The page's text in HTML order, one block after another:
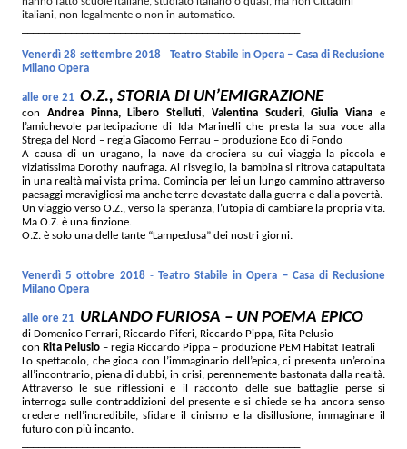
italiani, non legalmente o non in automatico.
Venerdì 28 settembre 2018-Teatro Stabile in Opera – Casa di Reclusione
Milano Opera
alle ore 21 O.Z., STORIA DI UN’EMIGRAZIONE
con Andrea Pinna, Libero Stelluti, Valentina Scuderi, Giulia Vianae
l’amichevole partecipazione di Ida Marinelli che presta la sua voce alla
Strega del Nord – regia Giacomo Ferrau – produzione Eco di Fondo
A causa di un uragano, la nave da crociera su cui viaggia la piccola e
viziatissima Dorothy naufraga. Al risveglio, la bambina si ritrova catapultata
in una realtà mai vista prima. Comincia per lei un lungo cammino attraverso
paesaggi meravigliosi ma anche terre devastate dalla guerra e dalla povertà.
Un viaggio verso O.Z., verso la speranza, l’utopia di cambiare la propria vita.
Ma O.Z. è una finzione.
O.Z. è solo una delle tante “Lampedusa” dei nostri giorni.
Venerdì 5 ottobre 2018- Teatro Stabile in Opera – Casa di Reclusione
Milano Opera
alle ore 21 URLANDO FURIOSA – UN POEMA EPICO
di Domenico Ferrari, Riccardo Piferi, Riccardo Pippa, Rita Pelusio
con Rita Pelusio – regia Riccardo Pippa – produzione PEM Habitat Teatrali
Lo spettacolo, che gioca con l’immaginario dell’epica, ci presenta un’eroina
all’incontrario, piena di dubbi, in crisi, perennemente bastonata dalla realtà.
Attraverso le sue riflessioni e il racconto delle sue battaglie perse si
interroga sulle contraddizioni del presente e si chiede se ha ancora senso
credere nell’incredibile, sfidare il cinismo e la disillusione, immaginare il
futuro con più incanto.